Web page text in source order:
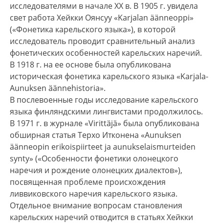
исследователями в начале ХХ в. В 1905 г. увидела
свет работа Хейкки Оянсуу «Karjalan äänneoppi»
(«Фонетика карельского языка»), в которой
исследователь проводит сравнительный анализ
фонетических особенностей карельских наречий.
В 1918 г. на ее основе была опубликована
историческая фонетика карельского языка «Karjala-
Aunuksen äännehistoria».
В послевоенные годы исследование карельского
языка финляндскими лингвистами продолжилось.
В 1971 г. в журнале «Virittäjä» была опубликована
обширная статья Терхо Итконена «Aunuksen
äänneopin erikoispiirteet ja aunukselaismurteiden
synty» («Особенности фонетики олонецкого
наречия и рождение олонецких диалектов»),
посвященная проблеме происхождения
ливвиковского наречия карельского языка.
Отдельное внимание вопросам становления
карельских наречий отводится в статьях Хейкки